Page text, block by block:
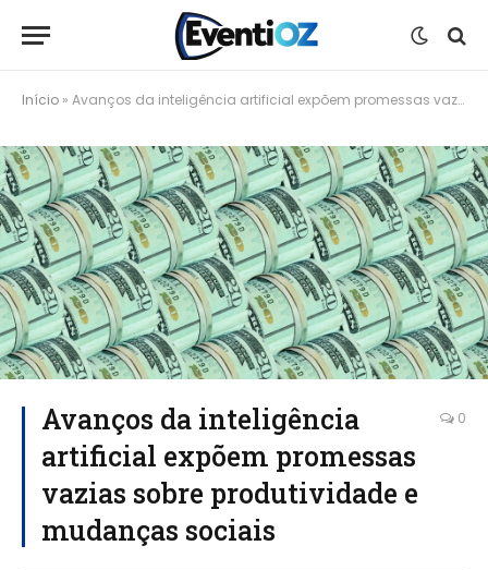
Início » Avanços da inteligência artificial expõem promessas vazias sobre produtividade e mudanças sociais
Avanços da inteligência
artificial expõem promessas
vazias sobre produtividade e
mudanças sociais
0